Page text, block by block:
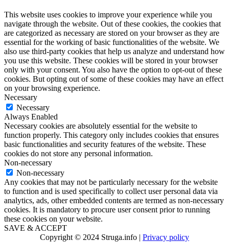
This website uses cookies to improve your experience while you
navigate through the website. Out of these cookies, the cookies that
are categorized as necessary are stored on your browser as they are
essential for the working of basic functionalities of the website. We
also use third-party cookies that help us analyze and understand how
you use this website. These cookies will be stored in your browser
only with your consent. You also have the option to opt-out of these
cookies. But opting out of some of these cookies may have an effect
on your browsing experience.
Necessary
Necessary
Always Enabled
Necessary cookies are absolutely essential for the website to
function properly. This category only includes cookies that ensures
basic functionalities and security features of the website. These
cookies do not store any personal information.
Non-necessary
Non-necessary
Any cookies that may not be particularly necessary for the website
to function and is used specifically to collect user personal data via
analytics, ads, other embedded contents are termed as non-necessary
cookies. It is mandatory to procure user consent prior to running
these cookies on your website.
SAVE & ACCEPT
Copyright © 2024 Struga.info | Privacy policy